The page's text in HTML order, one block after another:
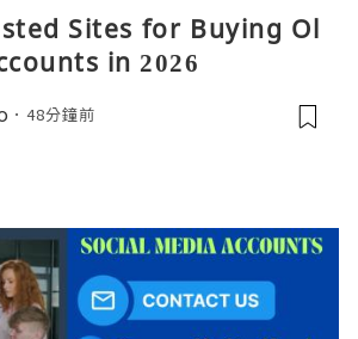
Sites for Buying Ol
in 2026
48分鐘前